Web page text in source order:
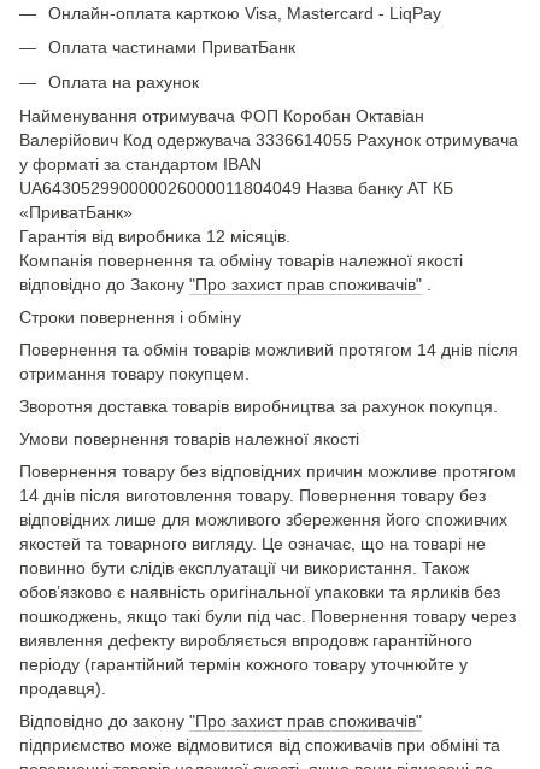
Онлайн-оплата карткою Visa, Mastercard - LiqPay
Оплата частинами ПриватБанк
Оплата на рахунок
Найменування отримувача ФОП Коробан Октавіан
Валерійович Код одержувача 3336614055 Рахунок отримувача
у форматі за стандартом IBAN
UA643052990000026000011804049 Назва банку АТ КБ
«ПриватБанк»
Гарантія від виробника 12 місяців.
Компанія повернення та обміну товарів належної якості
відповідно до Закону "Про захист прав споживачів"
Строки повернення і обміну
Повернення та обмін товарів можливий протягом 14 днів після
отримання товару покупцем.
Зворотня доставка товарів виробництва за рахунок покупця.
Умови повернення товарів належної якості
Повернення товару без відповідних причин можливе протягом
14 днів після виготовлення товару. Повернення товару без
відповідних лише для можливого збереження його споживчих
якостей та товарного вигляду. Це означає, що на товарі не
повинно бути слідів експлуатації чи використання. Також
обов’язково є наявність оригінальної упаковки та ярликів без
пошкоджень, якщо такі були під час. Повернення товару через
виявлення дефекту виробляється впродовж гарантійного
періоду (гарантійний термін кожного товару уточнюйте у
продавця).
Відповідно до закону "Про захист прав споживачів"
підприємство може відмовитися від споживачів при обміні та